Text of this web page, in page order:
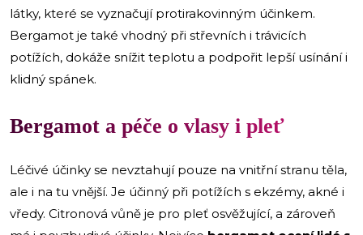
látky, které se vyznačují protirakovinným účinkem.
Bergamot je také vhodný při střevních i trávicích
potížích, dokáže snížit teplotu a podpořit lepší usínání i
klidný spánek.
Bergamot a péče o vlasy i pleť
Léčivé účinky se nevztahují pouze na vnitřní stranu těla,
ale i na tu vnější. Je účinný při potížích s ekzémy, akné i
vředy. Citronová vůně je pro pleť osvěžující, a zároveň